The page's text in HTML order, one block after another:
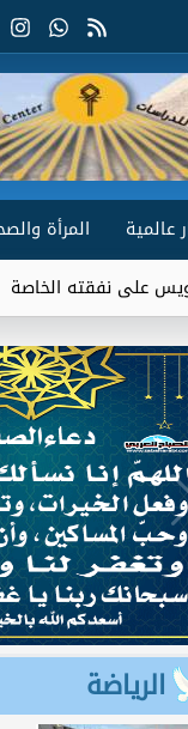
عالمية
المرأة
فيديو
الرياضة